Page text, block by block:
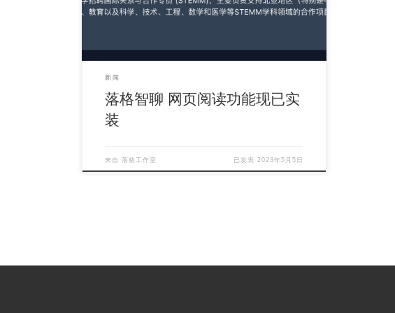
新闻
落格智聊 网页阅读功能现已实
装
来自落格工作室 已发表 2023年5月5日